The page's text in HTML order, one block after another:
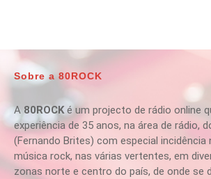
Sobre a 80ROCK
A 80ROCKé um projecto de rádio online
experiência de 35 anos, na área de rádio,
(Fernando Brites) com especial incidência
música rock, nas várias vertentes, em
zonas norte e centro do país, de onde se